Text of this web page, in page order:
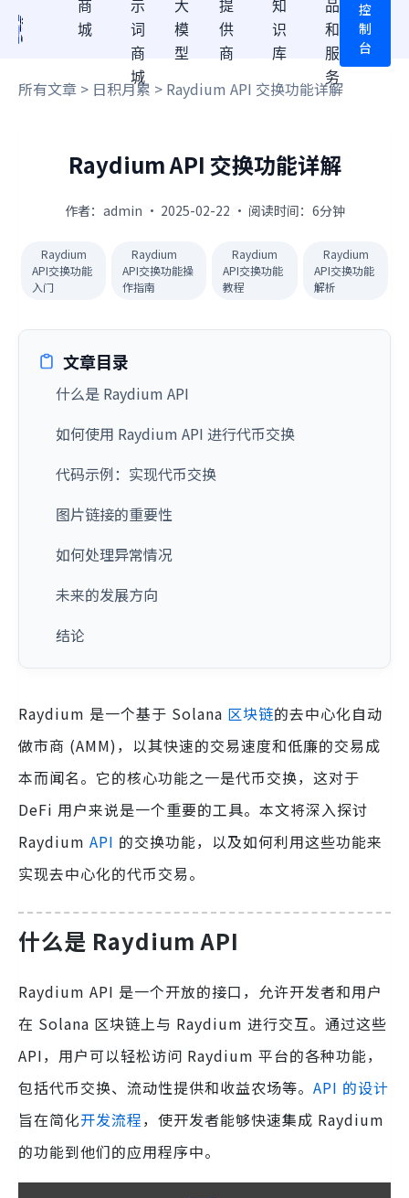
商
城
示
词
商
城
大
模
型
提
供
商
知
识
库
品
和
服
务
控
制
台
所有文章 > 日积月累 > Raydium API 交换功能详解
Raydium API 交换功能详解
作者：admin · 2025-02-22 · 阅读时间：6分钟
Raydium
API交换功能
入门
Raydium
API交换功能操
作指南
Raydium
API交换功能
教程
Raydium
API交换功能
解析
文章目录
什么是 Raydium API
如何使用 Raydium API 进行代币交换
代码示例：实现代币交换
图片链接的重要性
如何处理异常情况
未来的发展方向
结论
Raydium 是一个基于 Solana 区块链的去中心化自动
做市商 (AMM)，以其快速的交易速度和低廉的交易成
本而闻名。它的核心功能之一是代币交换，这对于
DeFi 用户来说是一个重要的工具。本文将深入探讨
Raydium API 的交换功能，以及如何利用这些功能来
实现去中心化的代币交易。
什么是 Raydium API
Raydium API 是一个开放的接口，允许开发者和用户
在 Solana 区块链上与 Raydium 进行交互。通过这些
API，用户可以轻松访问 Raydium 平台的各种功能，
包括代币交换、流动性提供和收益农场等。 API 的设计
旨在简化开发流程，使开发者能够快速集成 Raydium
的功能到他们的应用程序中。